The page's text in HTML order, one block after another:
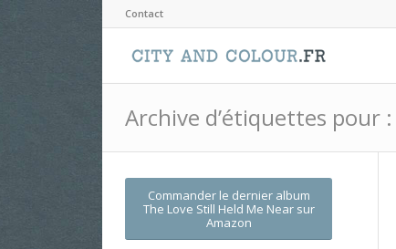
Contact
Archive d’étiquettes pour
Commander le dernier album
The Love Still Held Me Nearsur
Amazon